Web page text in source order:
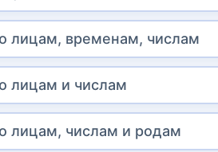
лицам, временам, числам
лицам и числам
лицам, числам и родам